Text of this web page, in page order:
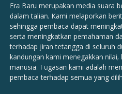
Era Baru merupakan media suara
dalam talian. Kami melaporkan
sehingga pembaca dapat
serta meningkatkan pemahaman
terhadap jiran tetangga di seluruh
kandungan kami menegakkan
manusia. Tugasan kami adalah
pembaca terhadap semua yang